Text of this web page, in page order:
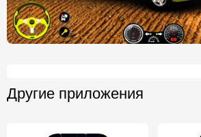
Другие приложения